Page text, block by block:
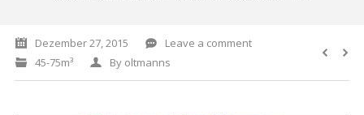
Dezember 27, 2015
Leave a comment
45-75m³
By oltmanns